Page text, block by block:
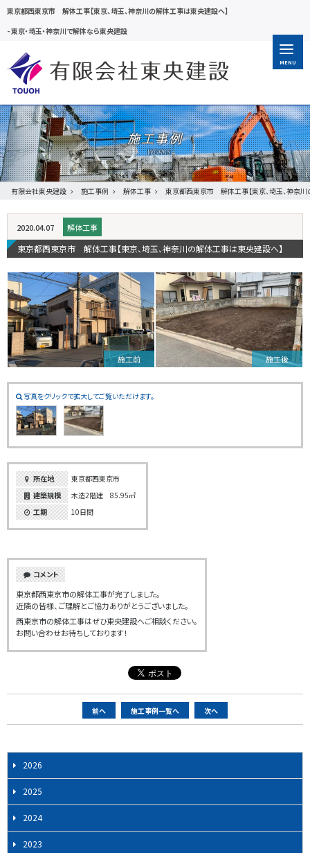
東京都西東京市 解体工事【東京、埼玉、神奈川の解体工事は東央建設へ】
-東京・埼玉・神奈川で解体なら東央建設
MENU
施工事例
有限会社東央建設 施工事例 解体工事 東京都西東京市 解体工事【東京、埼玉、神奈
2020.04.07 解体工事
東京都西東京市 解体工事【東京、埼玉、神奈川の解体工事は東央建設へ】
施工前 施工後
写真をクリックで拡大してご覧いただけます。
所在地
東京都西東京市
建築規模
木造2階建 85.95㎡
工期
10日間
コメント
東京都西東京市の解体工事が完了しました。
近隣の皆様、ご理解とご協力ありがとうございました。
西東京市の解体工事はぜひ東央建設へご相談ください。
お問い合わせお待ちしております！
ー
ナ
ビ
ゲ
ー
シ
前へ 施工事例一覧へ 次へ
2026
2025
2024
2023